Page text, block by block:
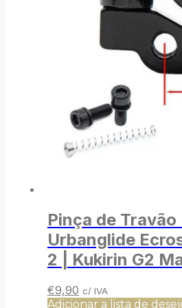
Pinça de Travão
Urbanglide
2 | Kukirin G2
O
preço
€9,90O
preço
c/ IVA
Adicionar a lista de